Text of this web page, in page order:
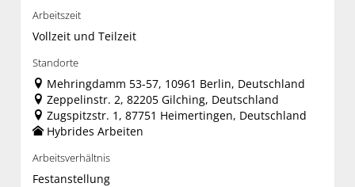
Arbeitszeit
Vollzeit und Teilzeit
Standorte
Mehringdamm 53-57, 10961 Berlin, Deutschland
Zeppelinstr. 2, 82205 Gilching, Deutschland
Zugspitzstr. 1, 87751 Heimertingen, Deutschland
Hybrides Arbeiten
Arbeitsverhältnis
Festanstellung